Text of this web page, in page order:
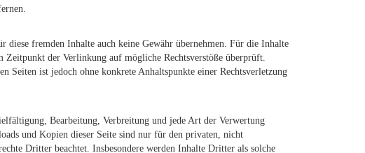
fremden Inhalte auch keine Gewähr übernehmen. Für die Inhalte
der Verlinkung auf mögliche Rechtsverstöße überprüft.
ist jedoch ohne konkrete Anhaltspunkte einer Rechtsverletzung
Bearbeitung, Verbreitung und jede Art der Verwertung
und Kopien dieser Seite sind nur für den privaten, nicht
Dritter beachtet. Insbesondere werden Inhalte Dritter als solche